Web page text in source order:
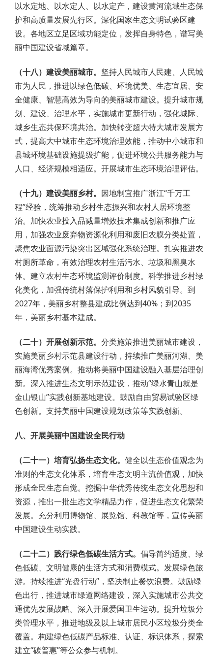
以水定地、以水定人、以水定产，建设黄河流域生态保
护和高质量发展先行区。深化国家生态文明试验区建
设。各地区立足区域功能定位，发挥自身特色，谱写美
丽中国建设省域篇章。
（十八）建设美丽城市。 坚持人民城市人民建、人民城
市为人民，推进以绿色低碳、环境优美、生态宜居、安
全健康、智慧高效为导向的美丽城市建设。提升城市规
划、建设、治理水平，实施城市更新行动，强化城际、
城乡生态共保环境共治。加快转变超大特大城市发展方
式，提高大中城市生态环境治理效能，推动中小城市和
县城环境基础设施提级扩能，促进环境公共服务能力与
人口、经济规模相适应。开展城市生态环境治理评估。
（十九）建设美丽乡村。 因地制宜推广浙江“千万工
程”经验，统筹推动乡村生态振兴和农村人居环境整
治。加快农业投入品减量增效技术集成创新和推广应
用，加强农业废弃物资源化利用和废旧农膜分类处置，
聚焦农业面源污染突出区域强化系统治理。扎实推进农
村厕所革命，有效治理农村生活污水、垃圾和黑臭水
体。建立农村生态环境监测评价制度。科学推进乡村绿
化美化，加强传统村落保护利用和乡村风貌引导。到
2027年，美丽乡村整县建成比例达到40%；到2035
年，美丽乡村基本建成。
（二十）开展创新示范。 分类施策推进美丽城市建设，
实施美丽乡村示范县建设行动，持续推广美丽河湖、美
丽海湾优秀案例。推动将美丽中国建设融入基层治理创
新。深入推进生态文明示范建设，推动“绿水青山就是
金山银山”实践创新基地建设。鼓励自由贸易试验区绿
色创新。支持美丽中国建设规划政策等实践创新。
八、开展美丽中国建设全民行动
（二十一）培育弘扬生态文化。 健全以生态价值观念为
准则的生态文化体系，培育生态文明主流价值观，加快
形成全民生态自觉。挖掘中华优秀传统生态文化思想和
资源，推出一批生态文学精品力作，促进生态文化繁荣
发展。充分利用博物馆、展览馆、科教馆等，宣传美丽
中国建设生动实践。
（二十二）践行绿色低碳生活方式。 倡导简约适度、绿
色低碳、文明健康的生活方式和消费模式。发展绿色旅
游。持续推进“光盘行动”，坚决制止餐饮浪费。鼓励绿
色出行，推进城市绿道网络建设，深入实施城市公共交
通优先发展战略。深入开展爱国卫生运动。提升垃圾分
类管理水平，推进地级及以上城市居民小区垃圾分类全
覆盖。构建绿色低碳产品标准、认证、标识体系，探索
建立“碳普惠”等公众参与机制。